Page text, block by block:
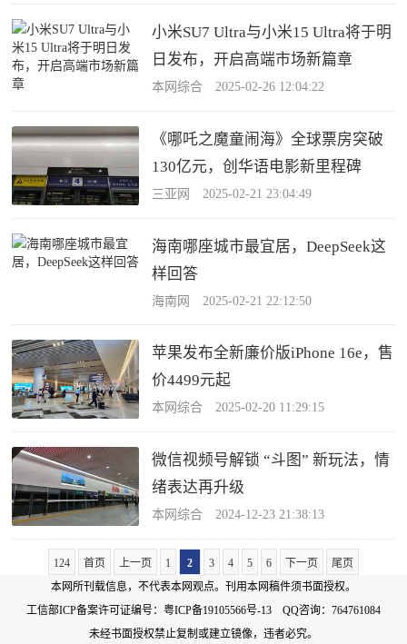
小米SU7 Ultra与小米15 Ultra将于明
日发布，开启高端市场新篇章
本网综合 2025-02-26 12:04:22
《哪吒之魔童闹海》全球票房突破
130亿元，创华语电影新里程碑
三亚网 2025-02-21 23:04:49
海南哪座城市最宜居，DeepSeek这
样回答
海南网 2025-02-21 22:12:50
苹果发布全新廉价版iPhone 16e，售
价4499元起
本网综合 2025-02-20 11:29:15
微信视频号解锁 “斗图” 新玩法，情
绪表达再升级
本网综合 2024-12-23 21:38:13
124 首页 上一页 1 2 3 4 5 6 下一页
尾页
本网所刊载信息，不代表本网观点。刊用本网稿件须书面授权。
工信部ICP备案许可证编号： 粤ICP备19105566号-13
QQ咨询：764761084
未经书面授权禁止复制或建立镜像，违者必究。